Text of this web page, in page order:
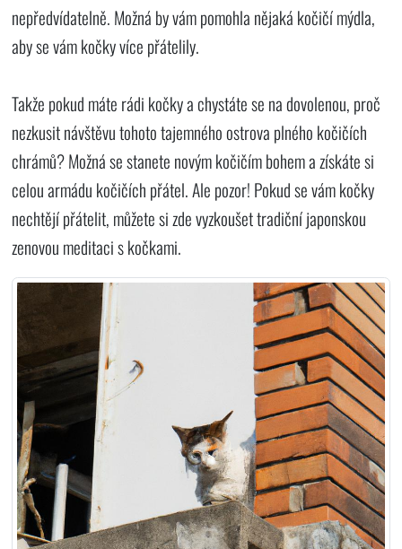
nepředvídatelně. Možná by vám pomohla nějaká kočičí mýdla,
aby se vám kočky více přátelily.
Takže pokud máte rádi kočky a chystáte se na dovolenou, proč
nezkusit návštěvu tohoto tajemného ostrova plného kočičích
chrámů? Možná se stanete novým kočičím bohem a získáte si
celou armádu kočičích přátel. Ale pozor! Pokud se vám kočky
nechtějí přátelit, můžete si zde vyzkoušet tradiční japonskou
zenovou meditaci s kočkami.